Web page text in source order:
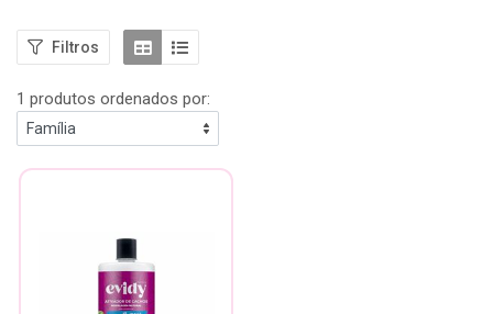
Filtros
1 produtos ordenados por: